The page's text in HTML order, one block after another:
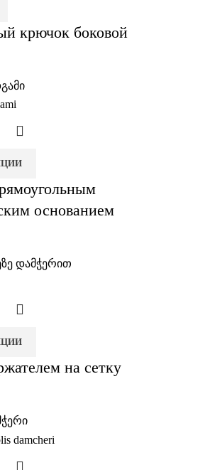
крючок боковой
основанием
на сетку